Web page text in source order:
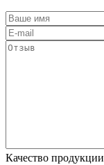
Качество продукции